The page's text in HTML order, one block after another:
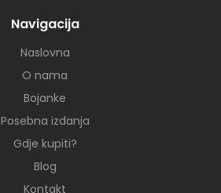
Navigacija
Naslovna
O nama
Bojanke
Posebna izdanja
Gdje kupiti?
Blog
Kontakt